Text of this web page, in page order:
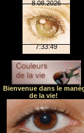
Bienvenue dans le
de la vie!